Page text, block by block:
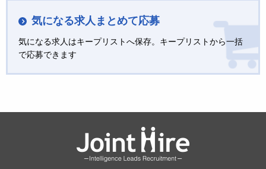
気になる求人まとめて応募
気になる求人はキープリストへ保存。キープリストから一括
で応募できます